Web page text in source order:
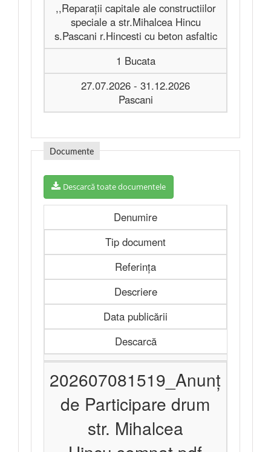
,,Reparații capitale ale constructiilor
speciale a str.Mihalcea Hincu
s.Pascani r.Hincesti cu beton asfaltic
1 Bucata
27.07.2026 - 31.12.2026
Pascani
Documente
Descarcă toate documentele
Denumire
Tip document
Referința
Descriere
Data publicării
Descarcă
202607081519_Anunț
de Participare drum
str. Mihalcea